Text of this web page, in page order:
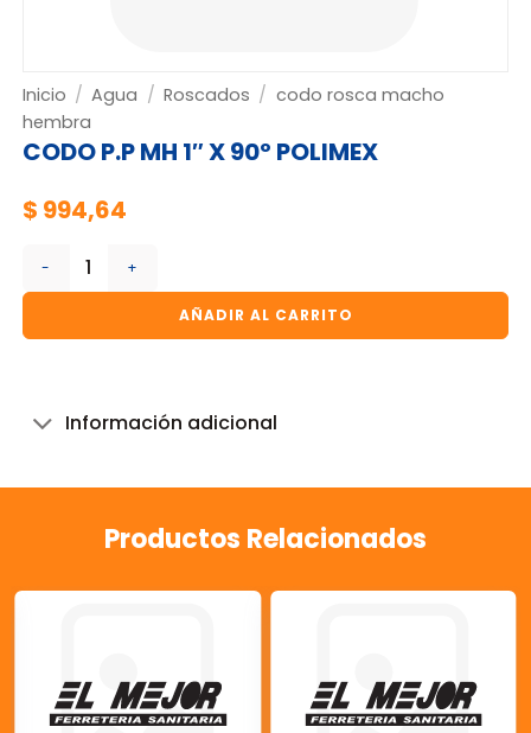
Inicio / Agua / Roscados / codo rosca macho
hembra
CODO P.P MH 1″ X 90º POLIMEX
$ 994,64
CODO P.P MH 1" X 90º POLIMEX cantidad
AÑADIR AL CARRITO
Información adicional
Productos Relacionados